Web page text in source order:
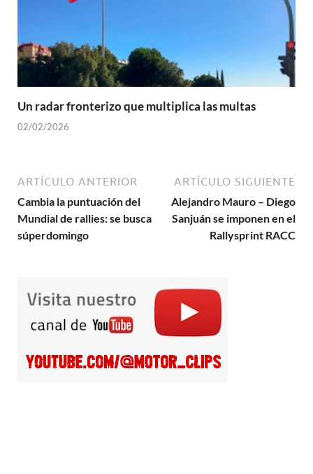
Un radar fronterizo que multiplica las multas
02/02/2026
ARTÍCULO ANTERIOR
Cambia la puntuación del
Mundial de rallies: se busca
súperdomingo
ARTÍCULO SIGUIENTE
Alejandro Mauro – Diego
Sanjuán se imponen en el
Rallysprint RACC